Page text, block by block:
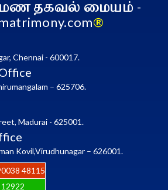
தகவல் மையம் -
®
Chennai - 600017.
– 625706.
Madurai - 625001.
Kovil,Virudhunagar – 626001.
48115